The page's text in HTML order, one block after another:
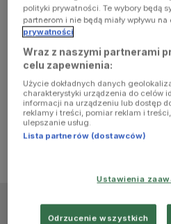
browser
console for
more
information)
polityki prywatności. Te wybory będą
partnerom i nie będą miały wpływu
prywatności
Wraz z naszymi partnerami
celu zapewnienia:
Użycie dokładnych danych
charakterystyki urządzenia do celów
informacji na urządzeniu lub dostęp
reklamy i treści, pomiar reklam i
ulepszanie usług.
Lista partnerów (dostawców)
Ustawienia
Odrzucenie wszystkich